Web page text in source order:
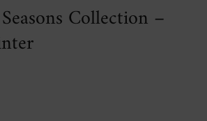
Collection –